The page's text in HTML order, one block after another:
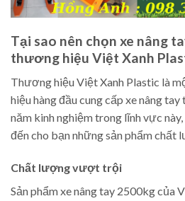
Tại sao nên chọn xe nâng
thương hiệu Việt Xanh
Thương hiệu Việt Xanh Plastic là
hiệu hàng đầu cung cấp xe nâng
năm kinh nghiệm trong lĩnh vực
đến cho bạn những sản phẩm chất
Chất lượng vượt trội
Sản phẩm xe nâng tay 2500kg của